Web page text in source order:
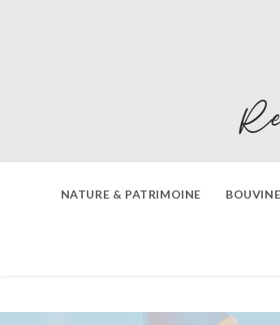
NATURE & PATRIMOINE